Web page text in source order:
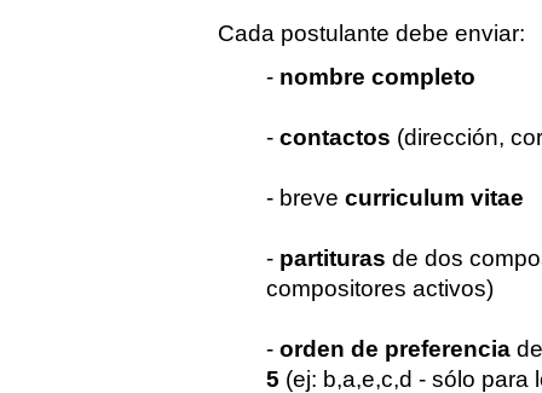
Cada postulante debe enviar:
- nombre completo
- contactos (dirección,
- breve curriculum vitae
- partituras de dos
compositores activos)
- orden de preferencia
5 (ej: b,a,e,c,d - sólo para